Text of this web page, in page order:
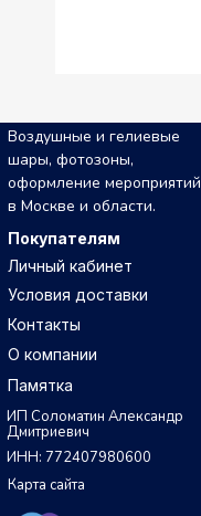
Карта сайта
Воздушные и гелиевые
шары, фотозоны,
оформление мероприятий
в Москве и области.
ИНН: 772407980600
ИП Соломатин Александр
Дмитриевич
Покупателям
Памятка
О компании
Контакты
Личный кабинет
Условия доставки